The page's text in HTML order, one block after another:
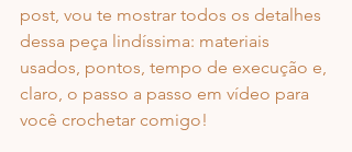
post, vou te mostrar todos os detalhes
dessa peça lindíssima: materiais
usados, pontos, tempo de execução e,
claro, o passo a passo em vídeo para
você crochetar comigo!